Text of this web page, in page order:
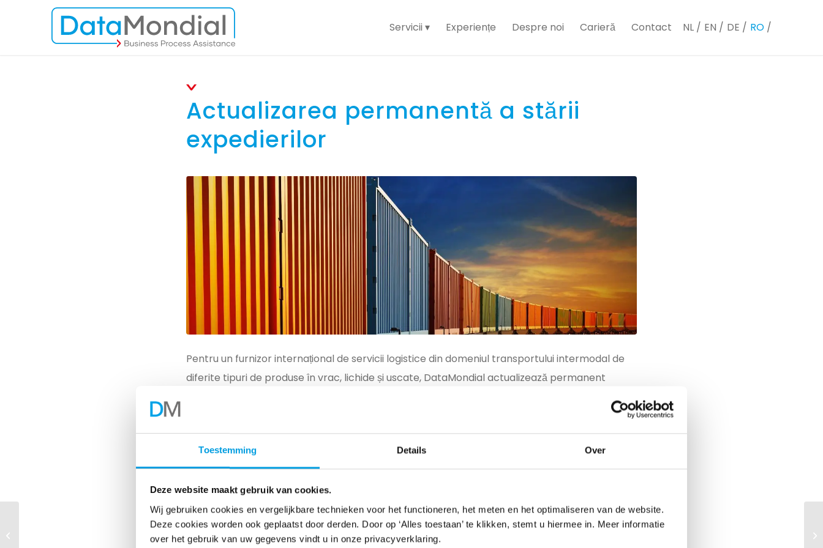
Toestemming Details Over
Deze website maakt gebruik van cookies.
Wij gebruiken cookies en vergelijkbare technieken voor het functioneren, het meten en het optimaliseren van de website.
Deze cookies worden ook geplaatst door derden. Door op ‘Alles toestaan’ te klikken, stemt u hiermee in. Meer informatie
over het gebruik van uw gegevens vindt u in onze privacyverklaring.
Servicii Experiențe Despre noi Carieră Contact NL EN DE RO
Actualizarea permanentă a stării
expedierilor
Pentru un furnizor internațional de servicii logistice din domeniul transportului intermodal de
diferite tipuri de produse în vrac, lichide și uscate, DataMondial actualizează permanent
logistică dintre client și furnizori.
În funcție de origine, destinație și rute disponibile, sunt alese modalitățile adecvate. Angajații cu
înaltă calificare, cu experiență despre proces și un coordonator de echipă permanent
garantează continuitatea și calitatea. În fiecare zi, gestionăm volume mari de documente